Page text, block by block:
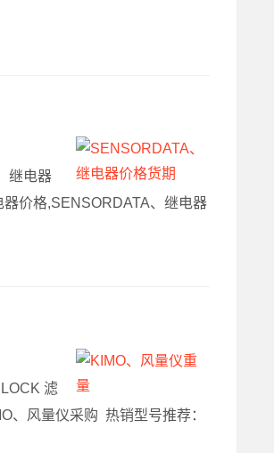
继电器
价格,SENSORDATA、继电器
滤
、风量仪采购 热销型号推荐：